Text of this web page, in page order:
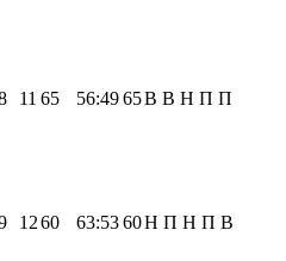
11 65 56:4965В В Н П П
1260 63:5360Н П Н П В